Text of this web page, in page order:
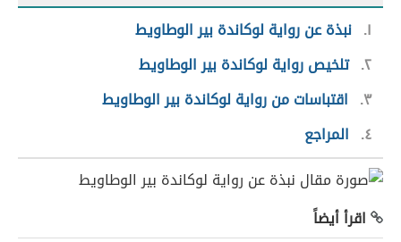
١ نبذة عن رواية لوكاندة بير الوطاويط
٢ تلخيص رواية لوكاندة بير الوطاويط
٣
اقتباسات من رواية لوكاندة بير الوطاويط
٤
المراجع
اقرأ أيضاً